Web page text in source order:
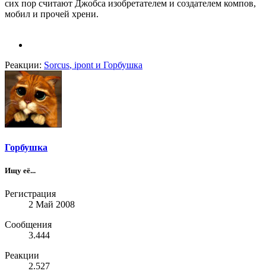
сих пор считают Джобса изобретателем и создателем компов,
мобил и прочей хрени.
Реакции: Sorcus, ipont и Горбушка
Горбушка
Ищу её...
Регистрация
2 Май 2008
Сообщения
3.444
Реакции
2.527